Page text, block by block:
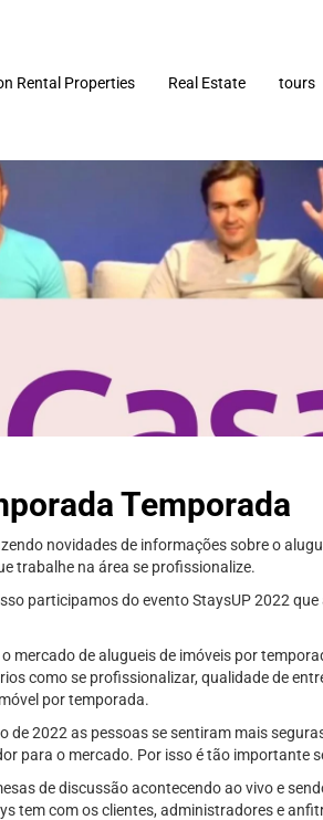
Rental Properties Real Estate tours
Temporada
novidades de informações sobre o
trabalhe na área se profissionalize.
participamos do evento StaysUP 2022
de alugueis de imóveis por
como se profissionalizar, qualidade de
por temporada.
2022 as pessoas se sentiram mais
para o mercado. Por isso é tão importante
de discussão acontecendo ao vivo e
tem com os clientes, administradores e